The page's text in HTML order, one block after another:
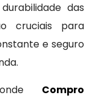
das
cruciais para
e seguro
Compro